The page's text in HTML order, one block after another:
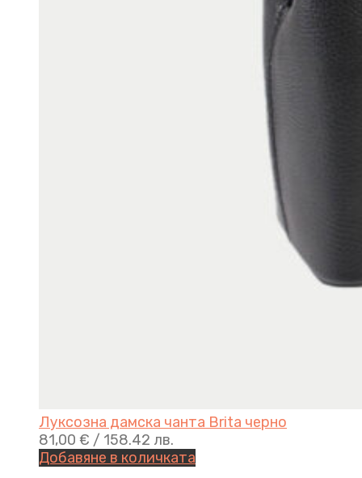
Луксозна дамска чанта Brita черно
81,00 € / 158.42 лв.
Добавяне в количката